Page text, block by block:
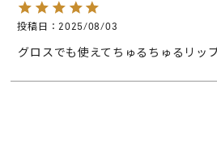
投稿日 2025/08/03
グロスでも使えてちゅるちゅるリッ